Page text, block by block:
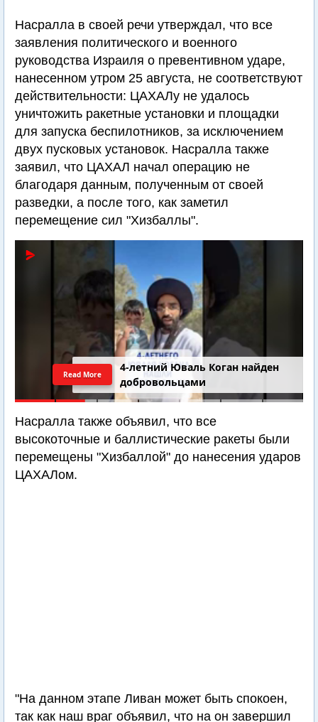
Насралла в своей речи утверждал, что все
заявления политического и военного
руководства Израиля о превентивном ударе,
нанесенном утром 25 августа, не соответствуют
действительности: ЦАХАЛу не удалось
уничтожить ракетные установки и площадки
для запуска беспилотников, за исключением
двух пусковых установок. Насралла также
заявил, что ЦАХАЛ начал операцию не
благодаря данным, полученным от своей
разведки, а после того, как заметил
перемещение сил "Хизбаллы".
4-летний Юваль Коган найден
добровольцами
Read More
Насралла также объявил, что все
высокоточные и баллистические ракеты были
перемещены "Хизбаллой" до нанесения ударов
ЦАХАЛом.
"На данном этапе Ливан может быть спокоен,
так как наш враг объявил, что на он завершил